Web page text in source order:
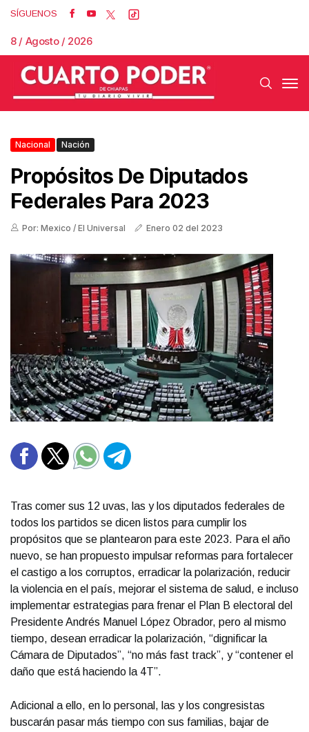
SÍGUENOS
8 / Agosto / 2026
Nacional Nación
Propósitos De Diputados
Federales Para 2023
Por: Mexico / El Universal Enero 02 del 2023
Tras comer sus 12 uvas, las y los diputados federales de
todos los partidos se dicen listos para cumplir los
propósitos que se plantearon para este 2023. Para el año
nuevo, se han propuesto impulsar reformas para fortalecer
el castigo a los corruptos, erradicar la polarización, reducir
la violencia en el país, mejorar el sistema de salud, e incluso
implementar estrategias para frenar el Plan B electoral del
Presidente Andrés Manuel López Obrador, pero al mismo
tiempo, desean erradicar la polarización, “dignificar la
Cámara de Diputados”, “no más fast track”, y “contener el
daño que está haciendo la 4T”.
Adicional a ello, en lo personal, las y los congresistas
buscarán pasar más tiempo con sus familias, bajar de